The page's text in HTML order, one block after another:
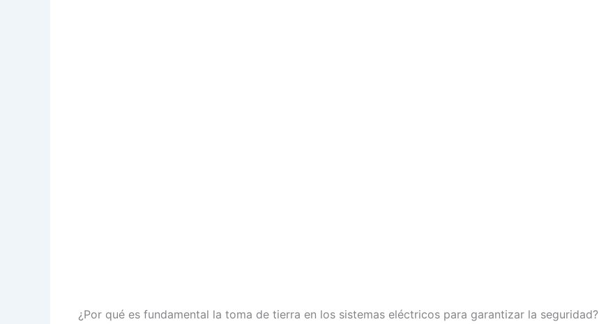
¿Por qué es fundamental la toma de tierra en los sistemas eléctricos para garantizar la seguridad?